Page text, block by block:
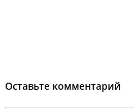
Оставьте комментарий